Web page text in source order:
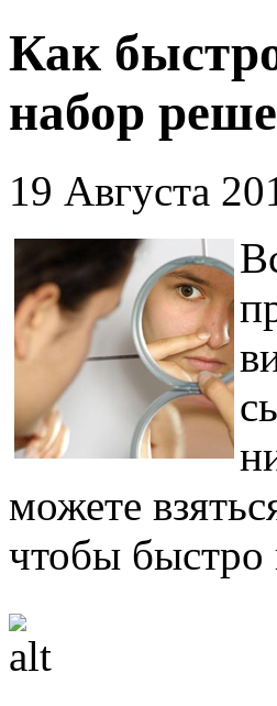
Как
набор
19 Августа
можете
чтобы быстро